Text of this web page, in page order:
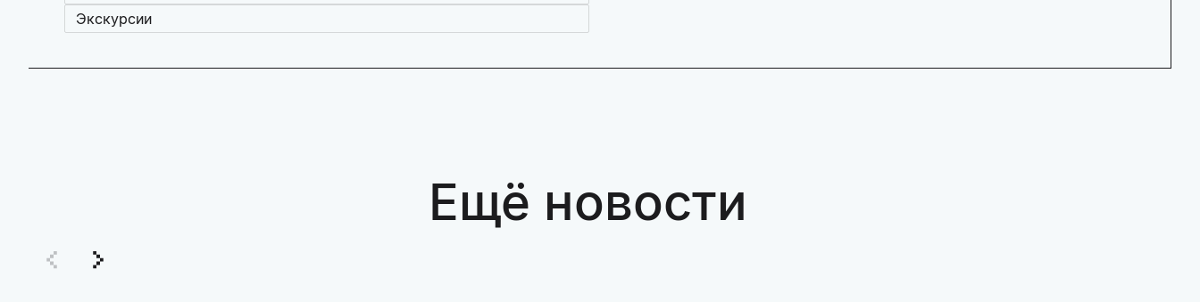
Экскурсии
Ещё новости